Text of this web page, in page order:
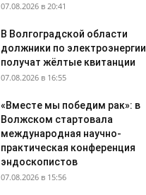
07.08.2026 в 20:41
В Волгоградской области
должники по электроэнергии
получат жёлтые квитанции
07.08.2026 в 16:55
«Вместе мы победим рак»: в
Волжском стартовала
международная научно-
практическая конференция
эндоскопистов
07.08.2026 в 15:56